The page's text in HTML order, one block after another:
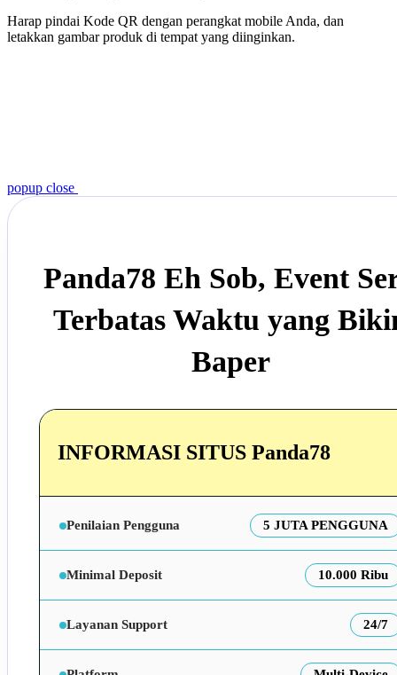
Harap pindai Kode QR dengan perangkat mobile Anda, dan
letakkan gambar produk di tempat yang diinginkan.
popup close
Panda78 Eh Sob, Event
Terbatas Waktu yang
Baper
INFORMASI SITUS Panda78
Penilaian Pengguna 5 JUTA PENGGUNA
Minimal Deposit 10.000 Ribu
Layanan Support 24/7